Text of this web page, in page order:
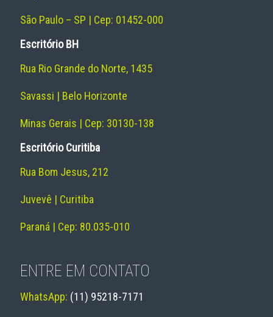
São Paulo – SP | Cep: 01452-000
Escritório BH
Rua Rio Grande do Norte, 1435
Savassi | Belo Horizonte
Minas Gerais | Cep: 30130-138
Escritório Curitiba
Rua Bom Jesus, 212
Juvevê | Curitiba
Paraná | Cep: 80.035-010
ENTRE EM CONTATO
WhatsApp: (11) 95218-7171